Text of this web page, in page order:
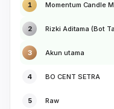
1 Momentum Candle
2 Rizki Aditama (Bot
3 Akun utama
4 BO CENT SETRA
5 Raw